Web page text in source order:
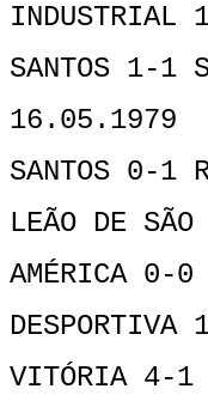
INDUSTRIAL
SANTOS 1-1
16.05.1979
SANTOS 0-1
LEÃO DE
AMÉRICA 0-0
DESPORTIVA
VITÓRIA 4-1